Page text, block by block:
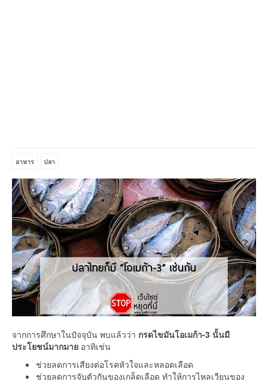
อาหาร ปลา
จากการศึกษาในปัจจุบัน พบแล้วว่า กรดไขมันโอเมก้า-3 นั้นมี
ประโยชน์มากมาย อาทิเช่น
ช่วยลดการเสียงต่อโรคหัวใจและหลอดเลือด
ช่วยลดการจับตัวกันของเกล็ดเลือด ทำให้การไหลเวียนของ